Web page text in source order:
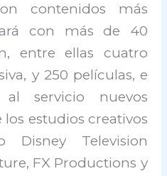
contenidos más
con más de 40
entre ellas cuatro
y 250 películas, e
servicio nuevos
estudios creativos
Disney Television
FX Productions y